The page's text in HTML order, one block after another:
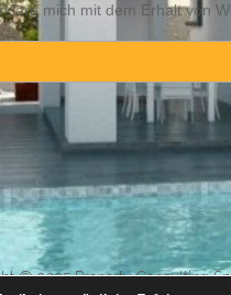
mich mit dem Erhalt von
© 2025 Property Consulting